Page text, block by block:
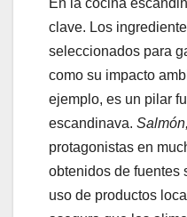
clave. Los
seleccionados para
como su impacto
ejemplo, es un pilar
escandinava.
protagonistas en
obtenidos de fuentes
uso de productos